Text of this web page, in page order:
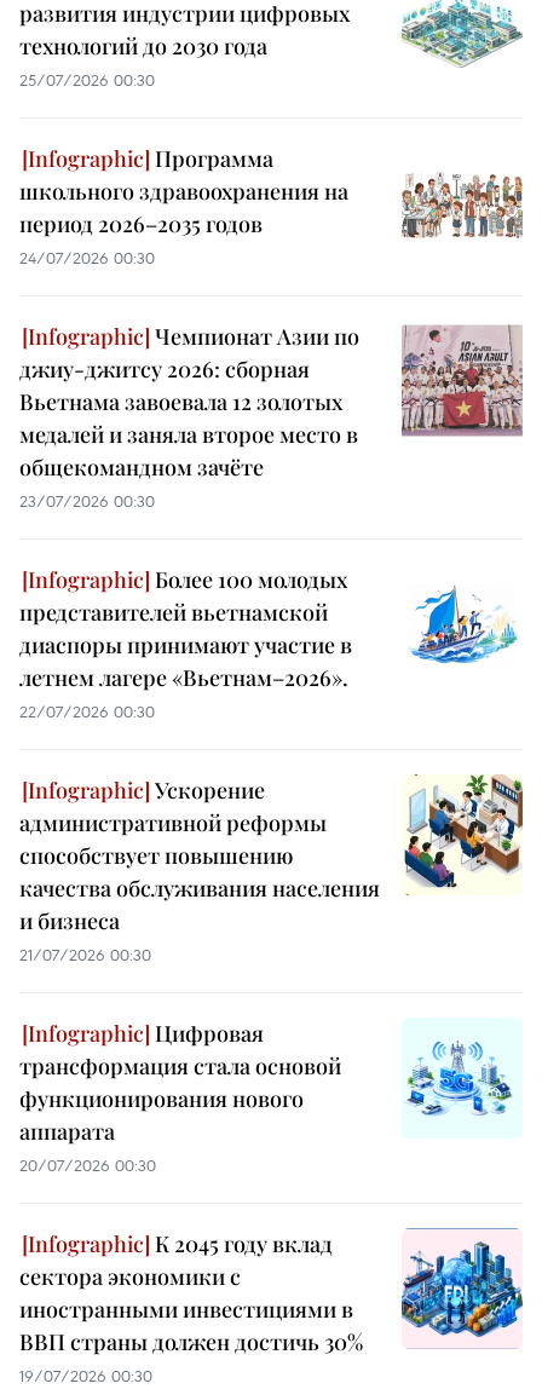
развития индустрии цифровых
технологий до 2030 года
25/07/2026 00:30
Программа
школьного здравоохранения на
период 2026–2035 годов
24/07/2026 00:30
Чемпионат Азии по
джиу-джитсу 2026: сборная
Вьетнама завоевала 12 золотых
медалей и заняла второе место в
общекомандном зачёте
23/07/2026 00:30
Более 100 молодых
представителей вьетнамской
диаспоры принимают участие в
летнем лагере «Вьетнам–2026».
22/07/2026 00:30
Ускорение
административной реформы
способствует повышению
качества обслуживания населения
и бизнеса
21/07/2026 00:30
Цифровая
трансформация стала основой
функционирования нового
аппарата
20/07/2026 00:30
К 2045 году вклад
сектора экономики с
иностранными инвестициями в
ВВП страны должен достичь 30%
19/07/2026 00:30